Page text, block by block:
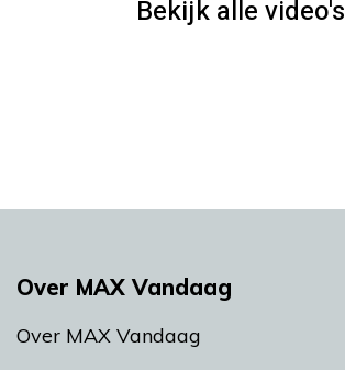
Bekijk alle video's
Over MAX Vandaag
Over MAX Vandaag